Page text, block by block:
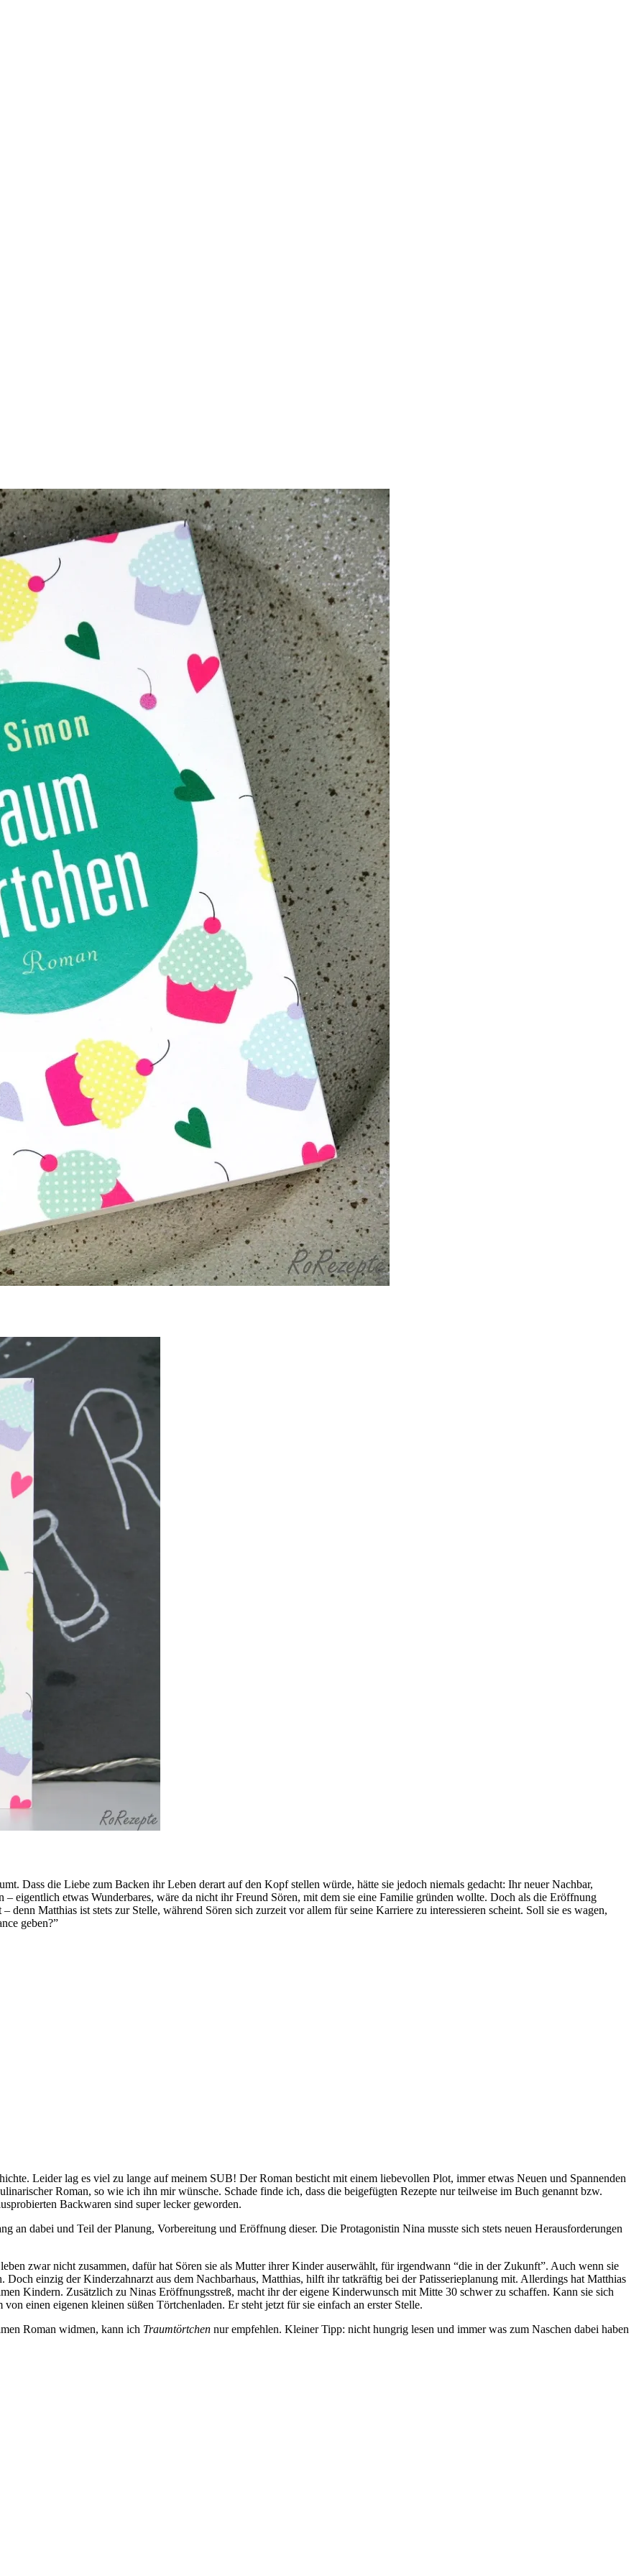
Traumtörtchen
–
Simon
Dass die Liebe zum Backen ihr Leben derart auf den Kopf stellen würde, hätte sie jedoch niemals gedacht: Ihr neuer Nachbar,
eigentlich etwas Wunderbares, wäre da nicht ihr Freund Sören, mit dem sie eine Familie gründen wollte. Doch als die Eröffnung
denn Matthias ist stets zur Stelle, während Sören sich zurzeit vor allem für seine Karriere zu interessieren scheint. Soll sie es wagen,
geben?”
Leider lag es viel zu lange auf meinem SUB! Der Roman besticht mit einem liebevollen Plot, immer etwas Neuen und Spannenden
Roman, so wie ich ihn mir wünsche. Schade finde ich, dass die beigefügten Rezepte nur teilweise im Buch genannt bzw.
Backwaren sind super lecker geworden.
an dabei und Teil der Planung, Vorbereitung und Eröffnung dieser. Die Protagonistin Nina musste sich stets neuen Herausforderungen
zwar nicht zusammen, dafür hat Sören sie als Mutter ihrer Kinder auserwählt, für irgendwann “die in der Zukunft”. Auch wenn sie
einzig der Kinderzahnarzt aus dem Nachbarhaus, Matthias, hilft ihr tatkräftig bei der Patisserieplanung mit. Allerdings hat Matthias
Kindern. Zusätzlich zu Ninas Eröffnungsstreß, macht ihr der eigene Kinderwunsch mit Mitte 30 schwer zu schaffen. Kann sie sich
einen eigenen kleinen süßen Törtchenladen. Er steht jetzt für sie einfach an erster Stelle.
Roman widmen, kann ich Traumtörtchen nur empfehlen. Kleiner Tipp: nicht hungrig lesen und immer was zum Naschen dabei haben